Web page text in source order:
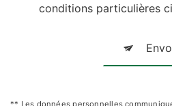
conditions particulières
** Les données personnelles